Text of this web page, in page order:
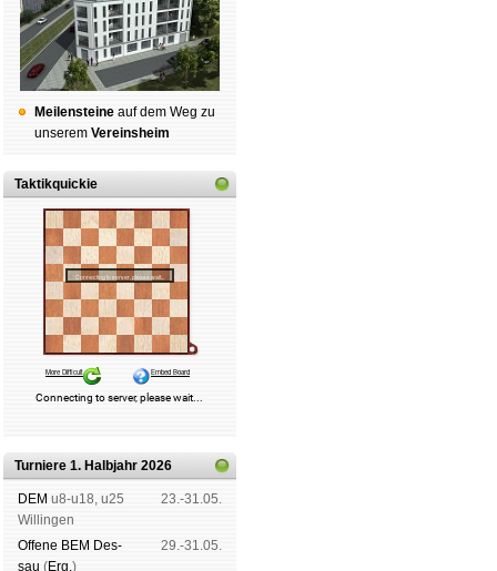
Mei­len­stei­ne auf dem Weg zu
un­se­rem Ver­eins­heim
Taktikquickie
Turniere 1. Halbjahr 2026
DEM u8-u18, u25
Wil­lin­gen
23.-31.05.
Offene BEM Des­
sau (Erg.)
29.-31.05.